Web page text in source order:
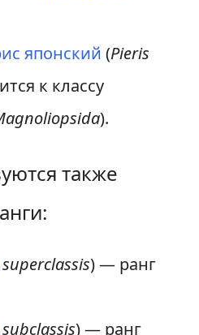
японский (Pieris
к классу
).
также
superclassis) — ранг
subclassis) — ранг